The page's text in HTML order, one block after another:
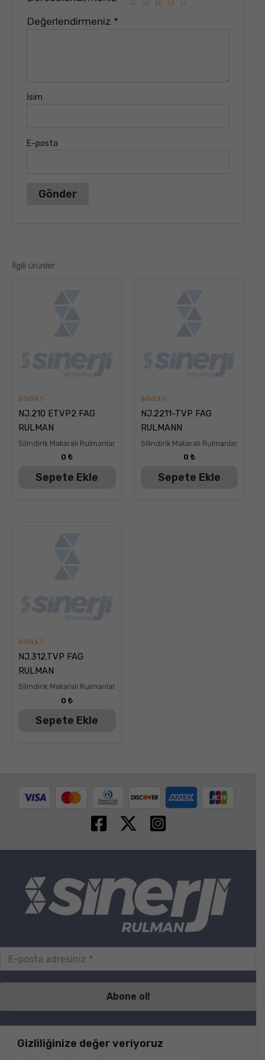
Gizliliğinize değer veriyoruz
Değerlendirmeniz *
İsim
E-posta
İlgili ürünler
5
üzerinden
5.00
oy aldı
NJ.210 ETVP2 FAG
RULMAN
Silindirik Makaralı Rulmanlar
0₺
Sepete Ekle
5
üzerinden
5.00
oy aldı
NJ.2211-TVP FAG
RULMANN
Silindirik Makaralı Rulmanlar
0 ₺
Sepete Ekle
5
üzerinden
5.00
oy aldı
NJ.312.TVP FAG
RULMAN
Silindirik Makaralı Rulmanlar
0₺
Sepete Ekle
Sayfalar